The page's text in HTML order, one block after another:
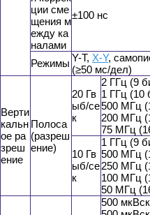
ции сме
щения м
ежду ка
налами
±100 нс
Режимы Y-T, X-Y,
(≥50 мс/дел)
Верти
кальн
ое ра
зреш
ение
Полоса
(разреш
ение)
20 Гв
ыб/се
к
2 ГГц (9
1 ГГц (10
500 МГц
200 МГц
75 МГц
10 Гв
ыб/се
к
1 ГГц (9
500 МГц
250 МГц
100 МГц
50 МГц
500